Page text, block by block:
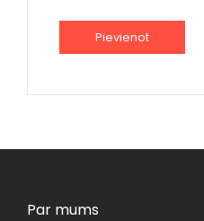
Par mums